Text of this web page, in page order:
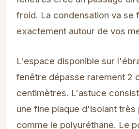
froid. La condensation va se
exactement autour de vos
L'espace disponible sur
fenêtre dépasse rarement 2
centimètres. L'astuce
une fine plaque d'isolant très
comme le polyuréthane. Le